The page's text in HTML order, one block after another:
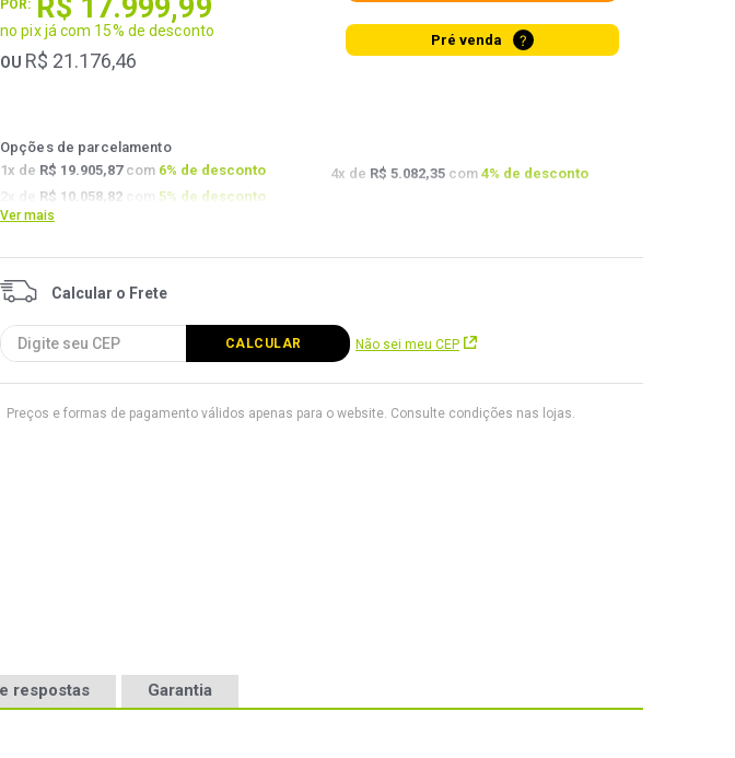
POR: R$ 17.999,99
no pix já com 15% de desconto
OU R$ 21.176,46
Pré venda ?
Opções de parcelamento
1x de R$ 19.905,87com 6% de desconto
2
R$ 10.058,82 5% de desconto
4x de R$ 5.082,35 com 4% de desconto
Ver mais
Não sei meu CEP
Preços e formas de pagamento válidos apenas para o website. Consulte condições nas lojas.
respostas Garantia